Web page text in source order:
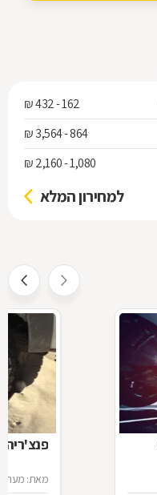
162 - 432 ₪
864 - 3,564 ₪
1,080 - 2,160 ₪
למחירון המלא
מאת: